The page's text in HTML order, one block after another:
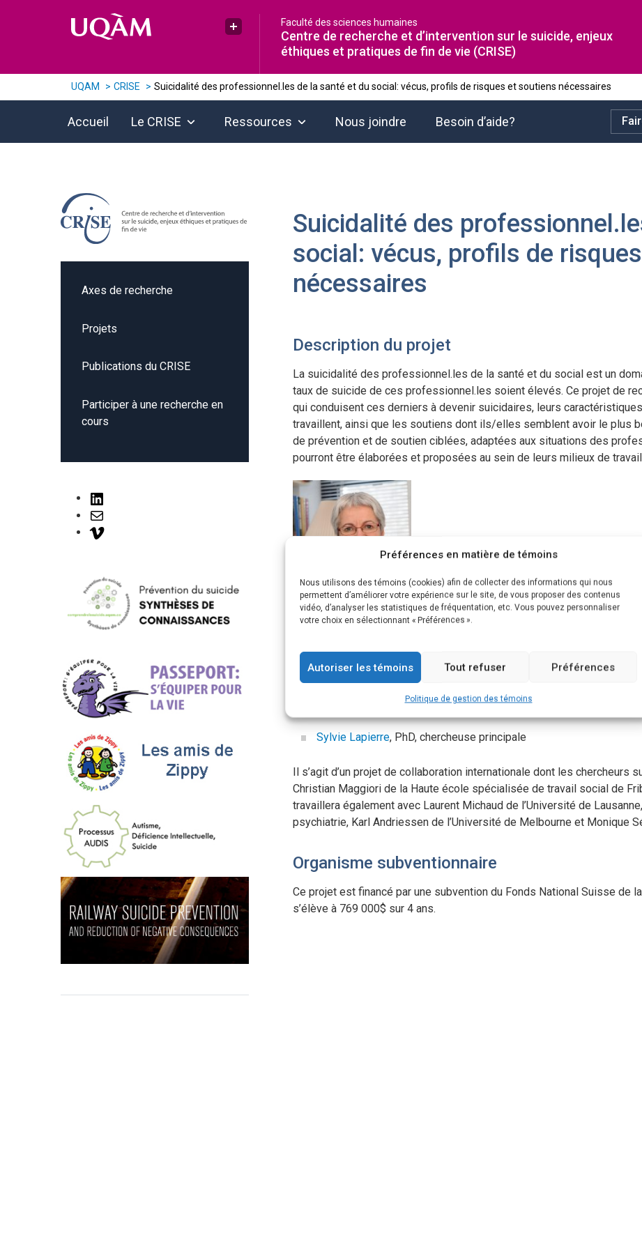
Préférences en matière de témoins
Nous utilisons des témoins (cookies) afin de collecter des informations qui nous
permettent d’améliorer votre expérience sur le site, de vous proposer des contenus
vidéo, d’analyser les statistiques de fréquentation, etc. Vous pouvez personnaliser
votre choix en sélectionnant « Préférences ».
Autoriser les témoins Tout refuser Préférences
Politique de gestion des témoins
Plus UQAM
Faculté des sciences humaines
Centre de recherche et d’intervention sur le suicide, enjeux
éthiques et pratiques de fin de vie (CRISE)
UQAM CRISE Suicidalité des professionnel.les de la santé et du social: vécus, profils de risques et soutiens nécessaires
Accueil Le CRISE Ressources Nous joindre Besoin d’aide?
Axes de recherche
Projets
Publications du CRISE
Participer à une recherche en
cours
Suicidalité des
social: vécus, profils de
nécessaires
Description du projet
La suicidalité des professionnel.les de la santé et du social est un
taux de suicide de ces professionnel.les soient élevés. Ce projet de
qui conduisent ces derniers à devenir suicidaires, leurs
travaillent, ainsi que les soutiens dont ils/elles semblent avoir le plus
de prévention et de soutien ciblées, adaptées aux situations des
pourront être élaborées et proposées au sein de leurs milieux de
Sylvie Lapierre, PhD, chercheuse principale
Équipe de recherche
Sylvie Lapierre, PhD, chercheuse principale
Il s’agit d’un projet de collaboration internationale dont les chercheurs
Christian Maggiori de la Haute école spécialisée de travail social de
travaillera également avec Laurent Michaud de l’Université de
psychiatrie, Karl Andriessen de l’Université de Melbourne et Monique
Organisme subventionnaire
Ce projet est financé par une subvention du Fonds National Suisse de
s’élève à 769 000$ sur 4 ans.